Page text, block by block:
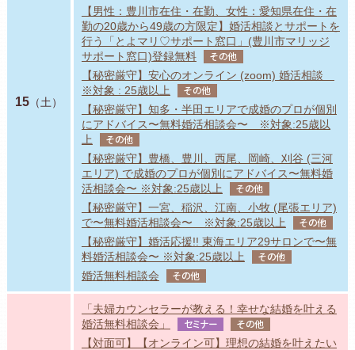
15（土）
【男性：豊川市在住・在勤、女性：愛知県在住・在
勤の20歳から49歳の方限定】婚活相談とサポートを
行う「とよマリ♡サポート窓口」(豊川市マリッジ
サポート窓口)登録無料
その他
【秘密厳守】安心のオンライン (zoom) 婚活相談
※対象 : 25歳以上
その他
【秘密厳守】知多・半田エリアで成婚のプロが個別
にアドバイス〜無料婚活相談会〜 ※対象:25歳以
上
その他
【秘密厳守】豊橋、豊川、西尾、岡崎、刈谷 (三河
エリア) で成婚のプロが個別にアドバイス〜無料婚
活相談会〜 ※対象:25歳以上
その他
【秘密厳守】一宮、稲沢、江南、小牧 (尾張エリア)
で〜無料婚活相談会〜 ※対象:25歳以上
その他
【秘密厳守】婚活応援!! 東海エリア29サロンで〜無
料婚活相談会〜 ※対象:25歳以上
その他
婚活無料相談会 その他
「夫婦カウンセラーが教える！幸せな結婚を叶える
婚活無料相談会」
セミナー その他
【対面可】【オンライン可】理想の結婚を叶えたい